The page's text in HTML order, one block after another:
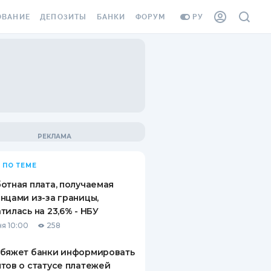
РУ
ВИНЬЕТКА
СОТРУДНИКОВ
ОТ
СЛУЧАЕВ
ДЕПОЗИТЫ
ВОПРОСЫ И ОТВЕТЫ
ПУТЕВОДИТЕЛИ ПО
СБЕРЕЖЕНИЯМ
БАНКИ ФОРУМ
ПО ТЕМЕ
плата, получаемая
из-за границы,
на 23,6% - НБУ
10:00 258
банки информировать
о статусе платежей